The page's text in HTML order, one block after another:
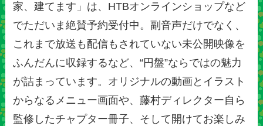
家、建てます」は、HTBオンラインショップなど
でただいま絶賛予約受付中。副音声だけでなく、
これまで放送も配信もされていない未公開映像を
ふんだんに収録するなど、“円盤”ならではの魅力
が詰まっています。オリジナルの動画とイラスト
からなるメニュー画面や、藤村ディレクター自ら
監修したチャプター冊子、そして開けてお楽しみ